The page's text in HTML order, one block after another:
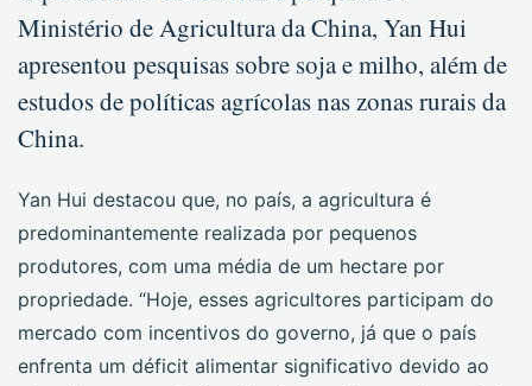
Ministério de Agricultura da China, Yan Hui
apresentou pesquisas sobre soja e milho, além de
estudos de políticas agrícolas nas zonas rurais da
China.
Yan Hui destacou que, no país, a agricultura é
predominantemente realizada por pequenos
produtores, com uma média de um hectare por
propriedade. “Hoje, esses agricultores participam do
mercado com incentivos do governo, já que o país
enfrenta um déficit alimentar significativo devido ao